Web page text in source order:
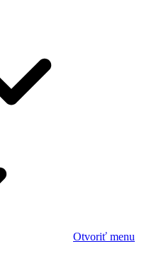
Otvoriť menu